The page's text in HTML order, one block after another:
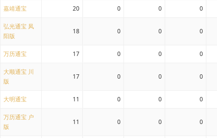
嘉靖通宝 20 0 0 0
弘光通宝 凤
阳版
18 0 0 0
万历通宝 17 0 0 0
大顺通宝 川
版
17 0 0 0
大明通宝 11 0 0 0
万历通宝 户
版
11 0 0 0